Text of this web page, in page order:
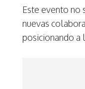
Este evento no
nuevas
posicionando a